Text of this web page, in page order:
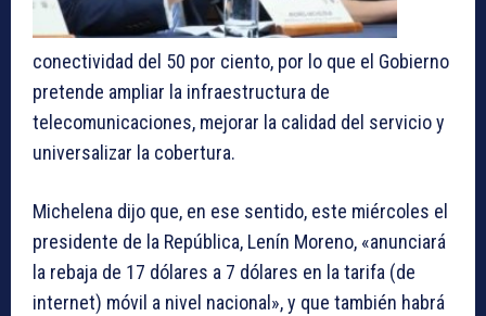
conectividad del 50 por ciento, por lo que el Gobierno
pretende ampliar la infraestructura de
telecomunicaciones, mejorar la calidad del servicio y
universalizar la cobertura.
Michelena dijo que, en ese sentido, este miércoles el
presidente de la República, Lenín Moreno, «anunciará
la rebaja de 17 dólares a 7 dólares en la tarifa (de
internet) móvil a nivel nacional», y que también habrá